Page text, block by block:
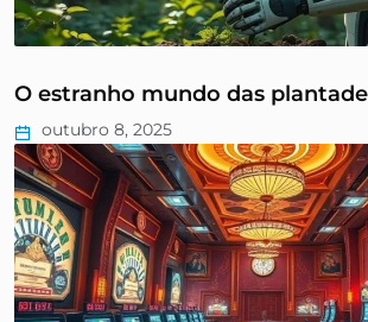
O estranho mundo das
outubro 8, 2025